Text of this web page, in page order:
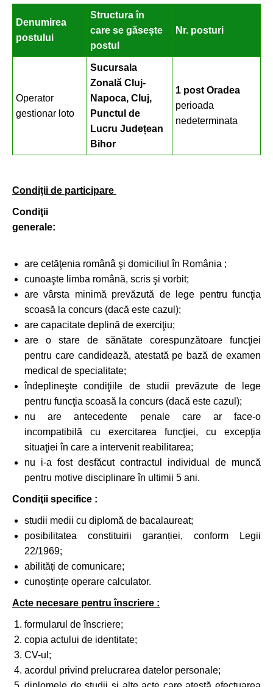
Denumirea
postului
Structura în
care se găsește
postul
Nr. posturi
Operator
gestionar loto
Sucursala
Zonal ă Cluj-
Napoca, Cluj,
Punctul de
Lucru Județean
Bihor
1 post Oradea
perioada
nedeterminata
Condiţii de participare
Condiţii
generale:
are cetăţenia românâ şi domiciliul în România ;
cunoaşte limba română, scris şi vorbit;
are vârsta minimă prevăzută de lege pentru funcţia
scoasă la concurs (dacă este cazul);
are capacitate deplină de exerciţiu;
are o stare de sănătate corespunzătoare funcţiei
pentru care candidează, atestată pe bază de examen
medical de specialitate;
îndeplineşte condiţiile de studii prevăzute de lege
pentru funcţia scoasă la concurs (dacă este cazul);
nu are antecedente penale care ar face-o
incompatibilă cu exercitarea funcţiei, cu excepţia
situaţiei în care a intervenit reabilitarea;
nu i-a fost desfăcut contractul individual de muncă
pentru motive disciplinare în ultimii 5 ani.
Condiţii specifice :
studii medii cu diplomă de bacalaureat;
posibilitatea constituirii garanției, conform Legii
22/1969;
abilități de comunicare;
cunoștințe operare calculator.
Acte necesare pentru înscriere :
formularul de înscriere;
copia actului de identitate;
CV-ul;
acordul privind prelucrarea datelor personale;